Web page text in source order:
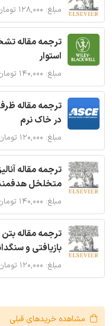
مبلغ: ۱۲۸,۰۰۰ تومان
ترجمه مقاله
استوار
مبلغ: ۱۴۰,۰۰۰ تومان
ترجمه مقاله
در خاک نرم
مبلغ: ۱۲۰,۰۰۰ تومان
ترجمه مقاله
متخلخل
مبلغ: ۱۴۰,۰۰۰ تومان
ترجمه مقاله بتن
بازیافتی و
مبلغ: ۱۲۰,۰۰۰ تومان
مشاهده خریدهای قبلی